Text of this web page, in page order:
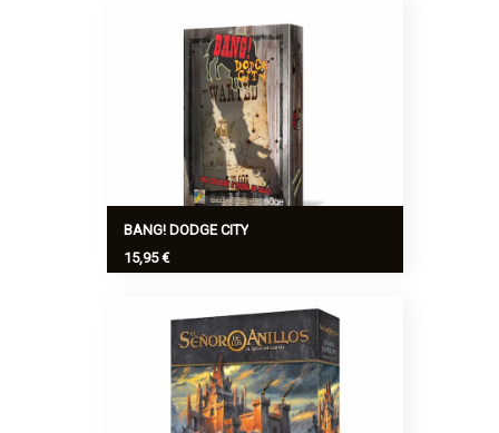
darnos cuenta hablamos abiertamente
de nuestros sentimientos.
BANG! DODGE CITY
15,95 €
hará tus partidas de BANG! aún más
divertidas y emocionantes.
Ver más >